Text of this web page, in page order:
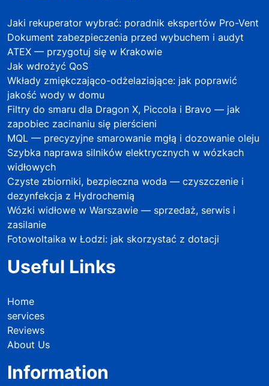
Jaki rekuperator wybrać: poradnik ekspertów Pro-Vent
Dokument zabezpieczenia przed wybuchem i audyt
ATEX — przygotuj się w Krakowie
Jak wdrożyć QoS
Wkłady zmiękczająco-odżelaziające: jak poprawić
jakość wody w domu
Filtry do smaru dla Dragon X, Piccola i Bravo — jak
zapobiec zacinaniu się pierścieni
MQL — precyzyjne smarowanie mgłą i dozowanie oleju
Szybka naprawa silników elektrycznych w wózkach
widłowych
Czyste zbiorniki, bezpieczna woda — czyszczenie i
dezynfekcja z Hydrochemią
Wózki widłowe w Warszawie — sprzedaż, serwis i
zasilanie
Fotowoltaika w Łodzi: jak skorzystać z dotacji
Useful Links
Home
services
Reviews
About Us
Information